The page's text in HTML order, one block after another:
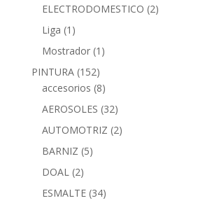
ELECTRODOMESTICO (2)
Liga (1)
Mostrador (1)
PINTURA (152)
accesorios (8)
AEROSOLES (32)
AUTOMOTRIZ (2)
BARNIZ (5)
DOAL (2)
ESMALTE (34)